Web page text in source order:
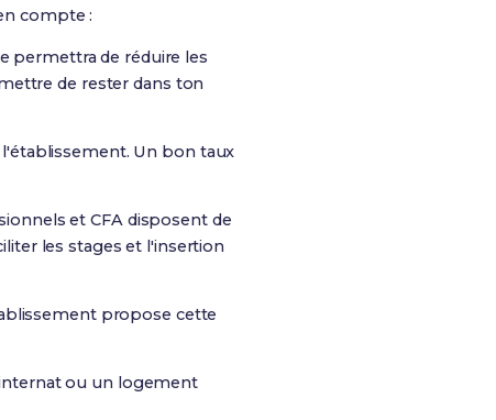
compte :
permettra de réduire les
de rester dans ton
Un bon taux
et CFA disposent de
les stages et l'insertion
propose cette
ou un logement